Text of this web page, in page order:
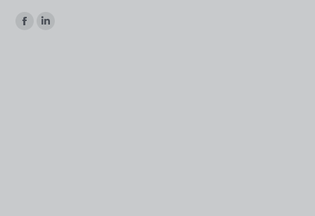
Trouvez nous sur :
Facebook
LinkedIn